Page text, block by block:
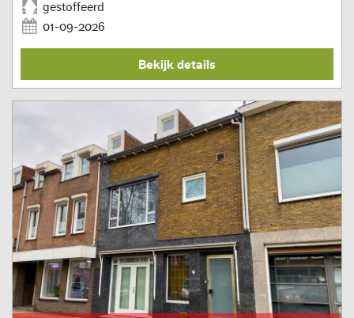
gestoffeerd
01-09-2026
Bekijk details